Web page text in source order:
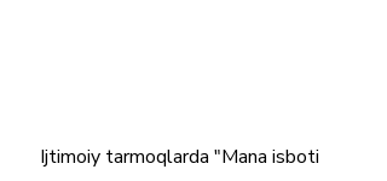
Ijtimoiy tarmoqlarda "Mana isboti